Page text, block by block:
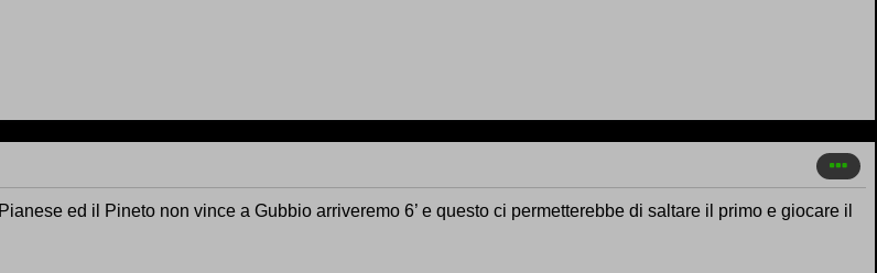
ed il Pineto non vince a Gubbio arriveremo 6’ e questo ci permetterebbe di saltare il primo e giocare il